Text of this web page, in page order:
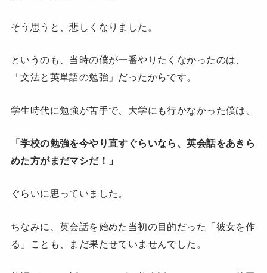
そう思うと、悲しくなりました。
というのも、当時の僕が一番やりたくなかったのは、
「文法と英単語の勉強」だったからです。
学生時代に勉強が苦手で、大学にも行かなかった僕は、
「学校の勉強を今やり直すぐらいなら、英会話をあきら
めた方がまだマシだ！」
ぐらいに思っていました。
ちなみに、英会話を始めた当初の目的だった「彼女を作
る」ことも、まだ果たせていませんでした。